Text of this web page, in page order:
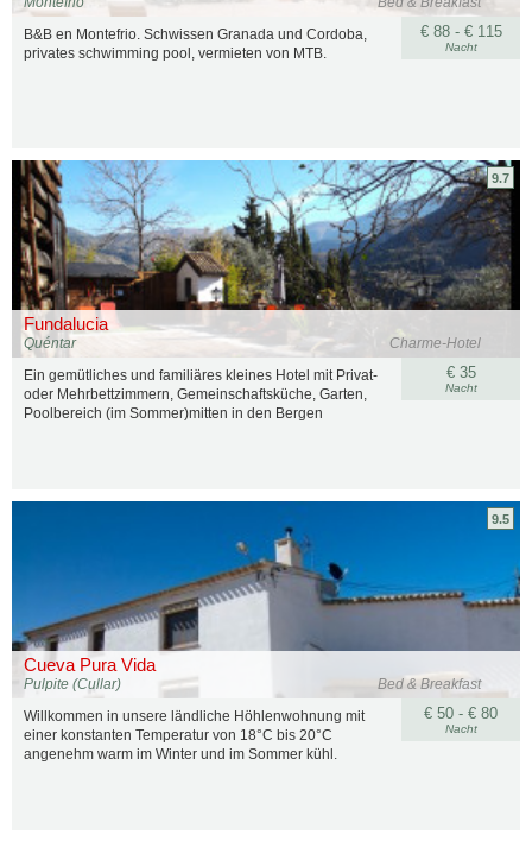
€ 88 - € 115
Nacht
B&B en Montefrio. Schwissen Granada und Cordoba,
privates schwimming pool, vermieten von MTB.
Fundalucia
Charme-Hotel
Quéntar
9.7
€ 35
Nacht
Ein gemütliches und familiäres kleines Hotel mit Privat-
oder Mehrbettzimmern, Gemeinschaftsküche, Garten,
Poolbereich (im Sommer)mitten in den Bergen
Cueva Pura Vida
Bed & Breakfast
Pulpite (Cullar)
9.5
€ 50 - € 80
Nacht
Willkommen in unsere ländliche Höhlenwohnung mit
einer konstanten Temperatur von 18°C bis 20°C
angenehm warm im Winter und im Sommer kühl.